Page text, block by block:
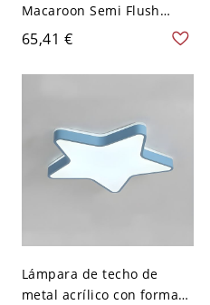
Macaroon Semi Flush
Mount con 1 luz para
dormitorio - 110 A 120 V
Azul
65,41 €
Lámpara de techo de
metal acrílico con forma